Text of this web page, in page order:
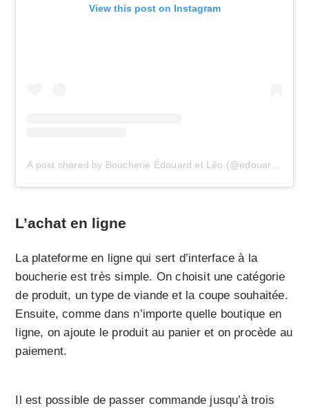
View this post on Instagram
L’achat en ligne
La plateforme en ligne qui sert d’interface à la
boucherie est très simple. On choisit une catégorie
de produit, un type de viande et la coupe souhaitée.
Ensuite, comme dans n’importe quelle boutique en
ligne, on ajoute le produit au panier et on procède au
paiement.
Il est possible de passer commande jusqu’à trois